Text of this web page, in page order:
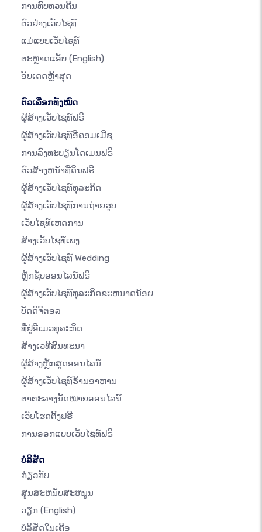
ການທົບທວນຄືນ
ຕົວຢ່າງເວັບໄຊທ໌
ແມ່ແບບເວັບໄຊທ໌
ຕະຫຼາດແອັບ (English)
ອັບເດດຫຼ້າສຸດ
ຕົວເລືອກທັງໝົດ
ຜູ້ສ້າງເວັບໄຊທ໌ຟຣີ
ຜູ້ສ້າງເວັບໄຊທ໌ອີຄອມເມີຊ
ການລົງທະບຽນໂດເມນຟຣີ
ຕົວສ້າງຫນ້າທີ່ດິນຟຣີ
ຜູ້ສ້າງເວັບໄຊທ໌ທຸລະກິດ
ຜູ້ສ້າງເວັບໄຊທ໌ການຖ່າຍຮູບ
ເວັບໄຊທ໌ເຫດການ
ສ້າງເວັບໄຊທ໌ເພງ
ຜູ້ສ້າງເວັບໄຊທ໌ Wedding
ຫຼັກຊັບອອນໄລນ໌ຟຣີ
ຜູ້ສ້າງເວັບໄຊທ໌ທຸລະກິດຂະຫນາດນ້ອຍ
ບັດດິຈິຕອລ
ທີ່ຢູ່ອີເມວທຸລະກິດ
ສ້າງເວທີສົນທະນາ
ຜູ້ສ້າງຫຼັກສູດອອນໄລນ໌
ຜູ້ສ້າງເວັບໄຊທ໌ຮ້ານອາຫານ
ຕາຕະລາງນັດໝາຍອອນໄລນ໌
ເວັບໂຮດຕິ້ງຟຣີ
ການອອກແບບເວັບໄຊທ໌ຟຣີ
ບໍລິສັດ
ກ່ຽວກັບ
ສູນສະຫນັບສະຫນູນ
ວຽກ (English)
ບໍລິສັດໃນເຄືອ